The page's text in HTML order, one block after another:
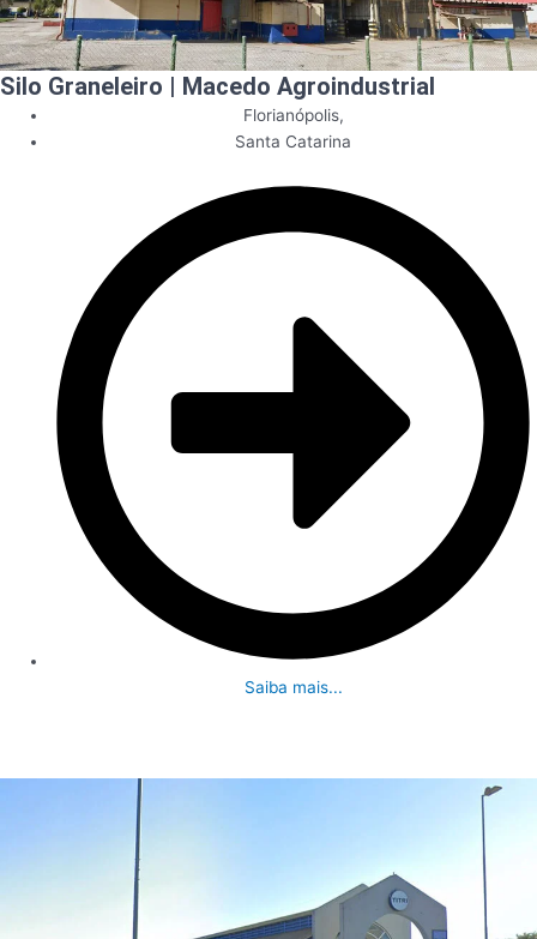
Silo Graneleiro | Macedo Agroindustrial
Florianópolis,
Santa Catarina
Saiba mais...